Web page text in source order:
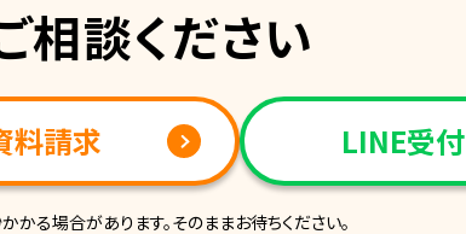
相談ください
料請求 LINE受付
る場合があります。そのままお待ちください。